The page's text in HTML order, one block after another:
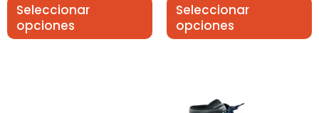
Seleccionar
opciones
Seleccionar
opciones
producto